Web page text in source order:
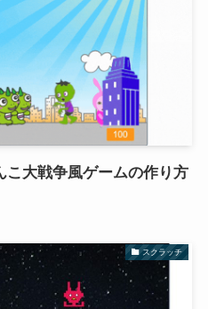
こ大戦争風ゲームの作り方
スクラッチ